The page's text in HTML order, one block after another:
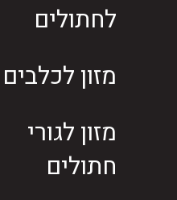
לחתולים
מזון לכלבים
מזון לגורי
חתולים